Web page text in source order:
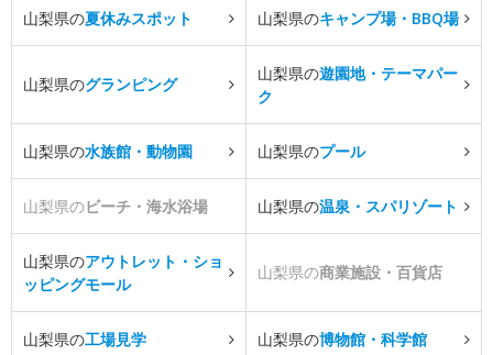
山梨県の夏休みスポット 山梨県のキャンプ場・BBQ場
山梨県のグランピング
山梨県の遊園地・テーマパー
ク
山梨県の水族館・動物園 山梨県のプール
山梨県のビーチ・海水浴場 山梨県の温泉・スパリゾート
山梨県のアウトレット・ショ
ッピングモール
山梨県の商業施設・百貨店
山梨県の工場見学 山梨県の博物館・科学館